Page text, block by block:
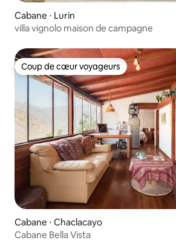
Cabane ⋅ Lurin
villa vignolo maison de campagne
Coup de cœur voyageurs
Coup de cœur voyageurs
Cabane ⋅ Chaclacayo
Cabane Bella Vista